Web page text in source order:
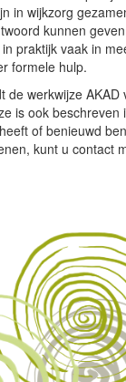
in wijkzorg
kunnen
praktijk vaak in
formele hulp.
de werkwijze
is ook beschreven
of benieuwd
kunt u contact